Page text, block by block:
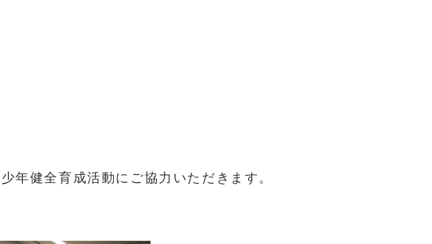
健全育成活動にご協力いただきます。